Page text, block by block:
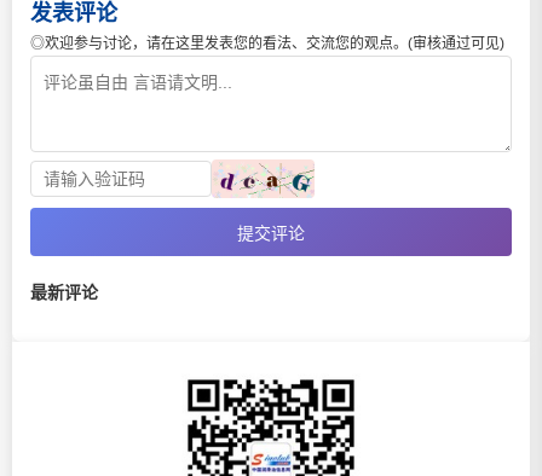
发表评论
◎欢迎参与讨论，请在这里发表您的看法、交流您的观点。(审核通过可见)
提交评论
最新评论